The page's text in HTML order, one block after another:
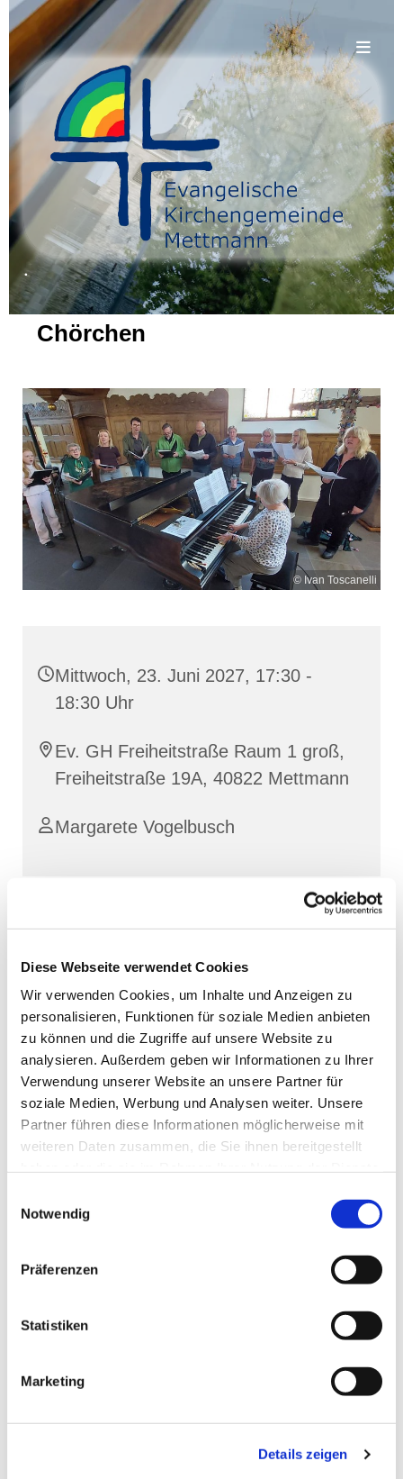
Diese Webseite verwendet Cookies
Wir verwenden Cookies, um Inhalte und Anzeigen zu
personalisieren, Funktionen für soziale Medien anbieten
zu können und die Zugriffe auf unsere Website zu
analysieren. Außerdem geben wir Informationen zu Ihrer
Verwendung unserer Website an unsere Partner für
soziale Medien, Werbung und Analysen weiter. Unsere
Partner führen diese Informationen möglicherweise mit
weiteren Daten zusammen, die Sie ihnen bereitgestellt
Notwendig
Präferenzen
Statistiken
Marketing
Details zeigen
.
Chörchen
© Ivan Toscanelli
Mittwoch, 23. Juni 2027, 17:30 -
18:30 Uhr
Ev. GH Freiheitstraße Raum 1 groß,
Freiheitstraße 19A, 40822 Mettmann
Margarete Vogelbusch
Dies könnte Sie auch